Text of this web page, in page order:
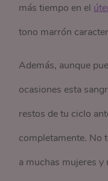
más tiempo en el
tono marrón
Además, aunque
ocasiones esta
restos de tu ciclo
completamente. No
a muchas mujeres y